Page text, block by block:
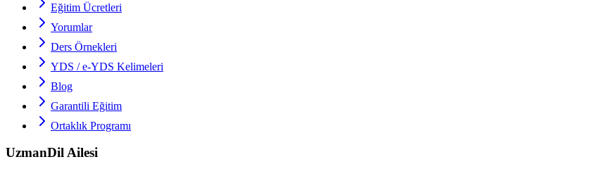
Eğitim Ücretleri
Yorumlar
Ders Örnekleri
YDS / e-YDS Kelimeleri
Blog
Garantili Eğitim
Ortaklık Programı
UzmanDil Ailesi